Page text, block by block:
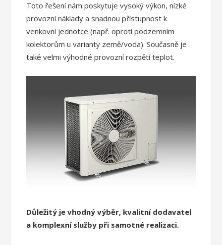
Toto řešení nám poskytuje vysoký výkon, nízké
provozní náklady a snadnou přístupnost k
venkovní jednotce (např. oproti podzemním
kolektorům u varianty země/voda). Současně je
také velmi výhodné provozní rozpětí teplot.
Důležitý je vhodný výběr, kvalitní dodavatel
a komplexní služby při samotné realizaci.